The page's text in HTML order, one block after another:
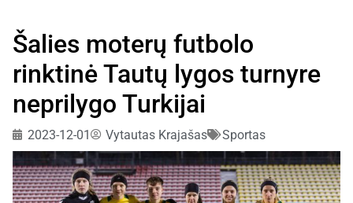
Šalies moterų futbolo
rinktinė Tautų lygos turnyre
neprilygo Turkijai
2023-12-01 Vytautas Krajašas Sportas